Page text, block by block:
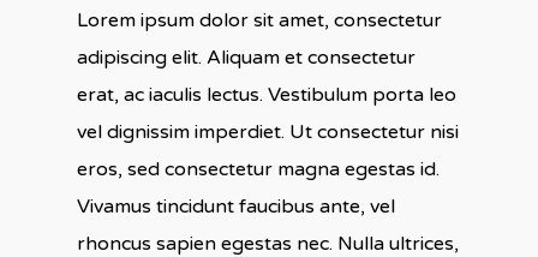
Lorem ipsum dolor sit amet, consectetur
adipiscing elit. Aliquam et consectetur
erat, ac iaculis lectus. Vestibulum porta leo
vel dignissim imperdiet. Ut consectetur nisi
eros, sed consectetur magna egestas id.
Vivamus tincidunt faucibus ante, vel
rhoncus sapien egestas nec. Nulla ultrices,